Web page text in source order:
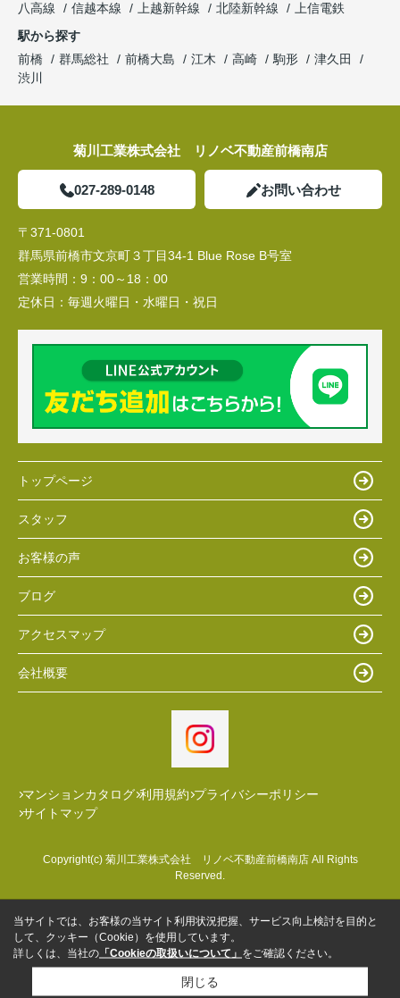
八高線
信越本線 上越新幹線 北陸新幹線
上信電鉄
駅から探す
前橋
群馬総社 前橋大島 江木 高崎 駒形
津久田
渋川
菊川工業株式会社 リノベ不動産前橋南店
027-289-0148 お問い合わせ
〒371-0801
群馬県前橋市文京町３丁目34‐1 Blue Rose B号室
営業時間： 9：00～18：00
定休日： 毎週火曜日・水曜日・祝日
トップページ
スタッフ
お客様の声
ブログ
アクセスマップ
会社概要
マンションカタログ 利用規約 プライバシーポリシー
サイトマップ
Copyright(c) 菊川工業株式会社 リノベ不動産前橋南店 All Rights
Reserved.
当サイトでは、お客様の当サイト利用状況把握、サービス向上検討を目的と
して、クッキー（Cookie）を使用しています。
詳しくは、当社の 「Cookieの取扱いについて」 をご確認ください。
閉じる